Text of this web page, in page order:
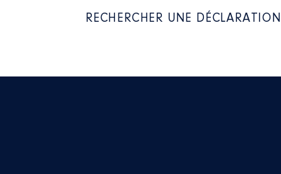
RECHERCHER UNE DÉCLARATION